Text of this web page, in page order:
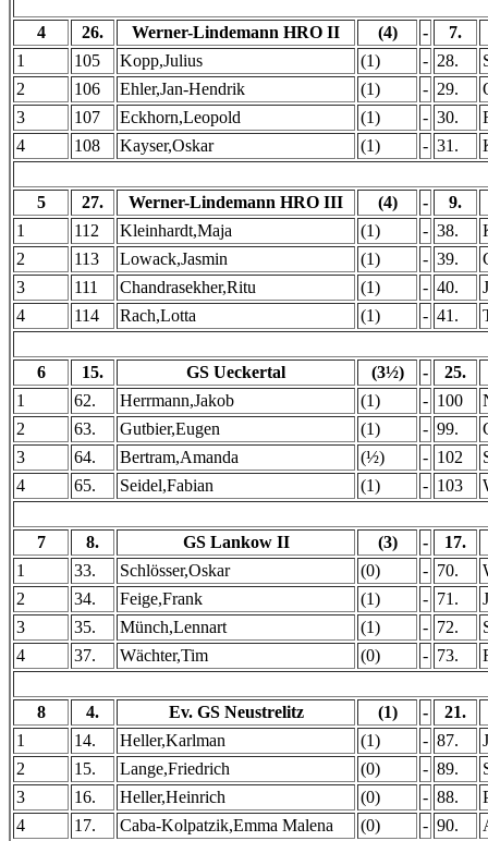
4 26. Werner-Lindemann HRO II (4) -
7.
1
105 Kopp,Julius (1) - 28.
2
106 Ehler,Jan-Hendrik (1) - 29.
3
107 Eckhorn,Leopold (1) - 30.
4
108 Kayser,Oskar (1) - 31.
5 27. Werner-Lindemann HRO III (4) -
9.
1
112 Kleinhardt,Maja (1) - 38.
2
113 Lowack,Jasmin (1) - 39.
3
111 Chandrasekher,Ritu (1) - 40.
4
114 Rach,Lotta (1) - 41.
6 15. GS Ueckertal (3½) -
25.
1
62. Herrmann,Jakob (1) - 100
2
63. Gutbier,Eugen (1) - 99.
3
64. Bertram,Amanda (½) - 102
4
65. Seidel,Fabian (1) - 103
7 8. GS Lankow II (3) -
17.
1
33. Schlösser,Oskar (0) - 70.
2
34. Feige,Frank (1) - 71.
3
35. Münch,Lennart (1) - 72.
4
37. Wächter,Tim (0) - 73.
8 4. Ev. GS Neustrelitz (1) -
21.
1
14. Heller,Karlman (1) - 87.
2
15. Lange,Friedrich (0) - 89.
3
16. Heller,Heinrich (0) - 88.
4
17. Caba-Kolpatzik,Emma Malena (0) - 90.